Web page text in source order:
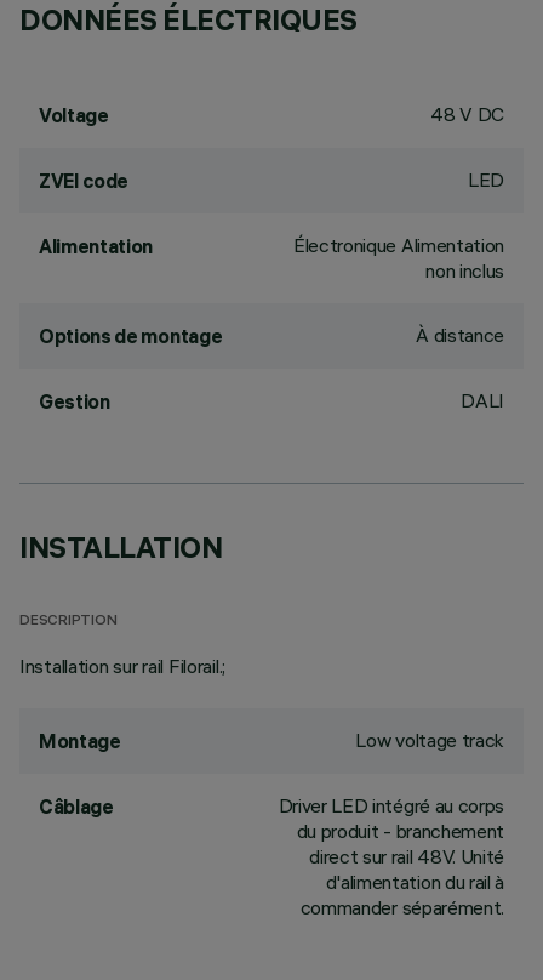
DONNÉES ÉLECTRIQUES
Voltage 48 V DC
ZVEI code LED
Alimentation
Électronique Alimentation
non inclus
Options de montage À distance
Gestion DALI
INSTALLATION
DESCRIPTION
Installation sur rail Filorail.;
Montage Low voltage track
Câblage
Driver LED intégré au corps
du produit - branchement
direct sur rail 48V. Unité
d'alimentation du rail à
commander séparément.